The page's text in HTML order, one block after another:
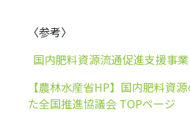
〈参考〉
国内肥料資源流通促進支援事
【農林水産省HP】国内肥料資
た全国推進協議会 TOPページ